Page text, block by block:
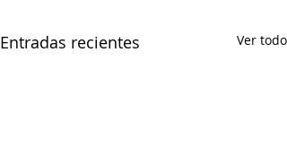
Entradas recientes Ver todo